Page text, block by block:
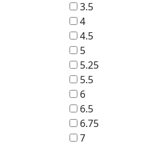
3.5
4
4.5
5
5.25
5.5
6
6.5
6.75
7